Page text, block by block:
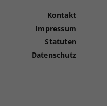
Kontakt
Impressum
Statuten
Datenschutz